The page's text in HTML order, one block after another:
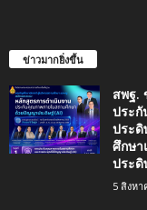
ข่าวมากยิ่งขึ้น
สพฐ.
ประ
ประดิ
ศึกษ
ประดิ
5 สิงหา